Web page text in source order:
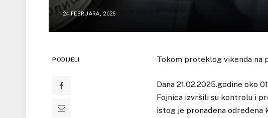
24 FEBRUARA, 2025
PODIJELI Tokom proteklog vikenda na
Dana 21.02.2025.godine oko
Fojnica izvršili su kontrolu i
istog je pronađena određena